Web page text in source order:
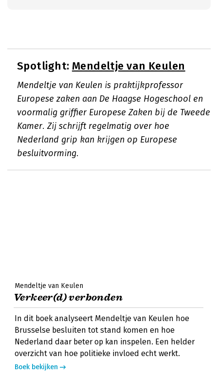
Spotlight: Mendeltje van Keulen
Mendeltje van Keulen is praktijkprofessor
Europese zaken aan De Haagse Hogeschool en
voormalig griffier Europese Zaken bij de Tweede
Kamer. Zij schrijft regelmatig over hoe
Nederland grip kan krijgen op Europese
besluitvorming.
Mendeltje van Keulen
Verkeer(d) verbonden
In dit boek analyseert Mendeltje van Keulen hoe
Brusselse besluiten tot stand komen en hoe
Nederland daar beter op kan inspelen. Een helder
overzicht van hoe politieke invloed echt werkt.
Boek bekijken